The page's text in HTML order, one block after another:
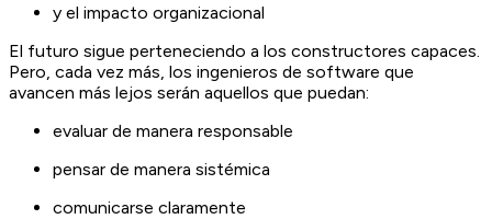
y el impacto organizacional
El futuro sigue perteneciendo a los constructores capaces.
Pero, cada vez más, los ingenieros de software que
avancen más lejos serán aquellos que puedan:
evaluar de manera responsable
pensar de manera sistémica
comunicarse claramente